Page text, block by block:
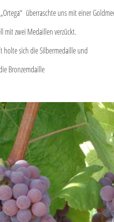
überraschte uns mit einer
mit zwei Medaillen verzückt.
holte sich die Silbermedaille und
Bronzemdaille